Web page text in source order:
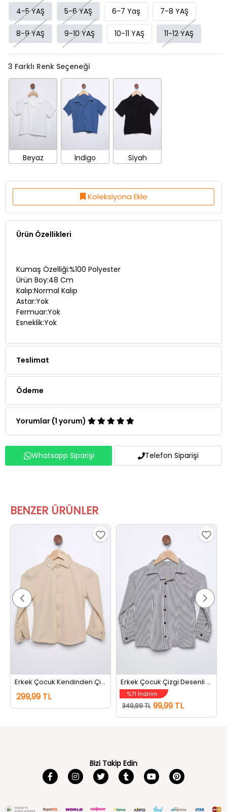
4-5 YAŞ 5-6 YAŞ 6-7 Yaş 7-8 YAŞ
8-9 YAŞ 9-10 YAŞ 10-11 YAŞ 11-12 YAŞ
3 Farklı Renk Seçeneği
Beyaz İndigo Siyah
Koleksiyona Ekle
Ürün Özellikleri
Kumaş Özelliği:%100 Polyester
Ürün Boy:48 Cm
Kalıp:Normal Kalıp
Astar:Yok
Fermuar:Yok
Esneklik:Yok
Teslimat
Ödeme
Yorumlar (1 yorum)
Whatsapp Siparişi Telefon Siparişi
BENZER ÜRÜNLER
Erkek Çocuk Kendinden Çizgi Desenli Uzun Kol Gömlek Bej
299,99 TL
Erkek Çocuk Çizgi Desenli Uzun Kol Gömlek Kremsiyahlı
%71 İndirim
349,99 TL 99,99 TL
Bizi Takip Edin